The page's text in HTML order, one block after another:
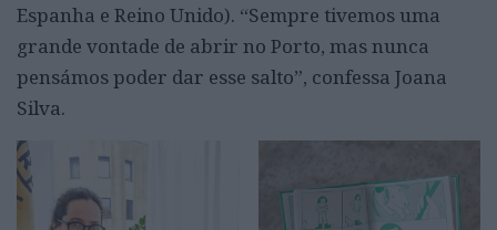
Espanha e Reino Unido). “Sempre tivemos uma
grande vontade de abrir no Porto, mas nunca
pensámos poder dar esse salto”, confessa Joana
Silva.